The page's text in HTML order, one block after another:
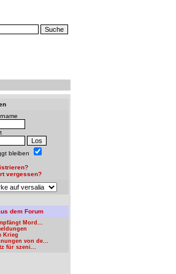
bleiben
vergessen?
dem Forum
Mord...
Krieg
von de...
für szeni...